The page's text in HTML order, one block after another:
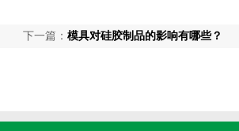
下一篇： 模具对硅胶制品的影响有哪些？